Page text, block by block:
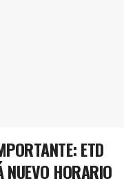
ETD
NUEVO HORARIO